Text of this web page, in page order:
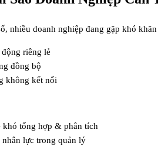
nhiều doanh nghiệp đang gặp khó
riêng lẻ
đồng bộ
không kết nối
khó tổng hợp & phân tích
lực trong quản lý